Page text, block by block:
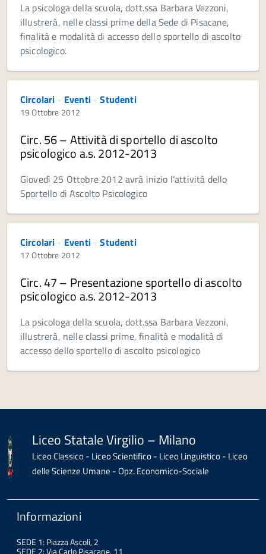
La psicologa della scuola, dott.ssa Barbara Vezzoni,
illustrerà, nelle classi prime della Sede di Pisacane,
finalità e modalità di accesso dello sportello di ascolto
psicologico.
Circolari - Eventi-Studenti
19 Ottobre 2012
Circ. 56 – Attività di sportello di ascolto
psicologico a.s. 2012-2013
Giovedì 25 Ottobre 2012 avrà inizio l’attività dello
Sportello di Ascolto Psicologico
Circolari - Eventi-Studenti
17 Ottobre 2012
Circ. 47 – Presentazione sportello di ascolto
psicologico a.s. 2012-2013
La psicologa della scuola, dott.ssa Barbara Vezzoni,
illustrerà, nelle classi prime, finalità e modalità di
accesso dello sportello di ascolto psicologico
Liceo Statale Virgilio – Milano
Liceo Classico - Liceo Scientifico - Liceo Linguistico - Liceo
delle Scienze Umane - Opz. Economico-Sociale
Informazioni
SEDE 1: Piazza Ascoli, 2
SEDE 2: Via Carlo Pisacane, 11